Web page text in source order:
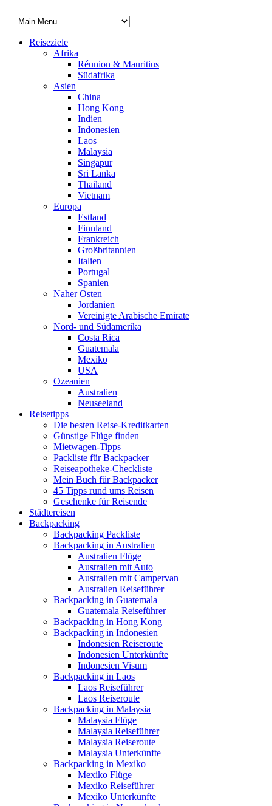
Reiseziele
Afrika
Réunion & Mauritius
Südafrika
Asien
China
Hong Kong
Indien
Indonesien
Laos
Malaysia
Singapur
Sri Lanka
Thailand
Vietnam
Europa
Estland
Finnland
Frankreich
Großbritannien
Italien
Portugal
Spanien
Naher Osten
Jordanien
Vereinigte Arabische Emirate
Nord- und Südamerika
Costa Rica
Guatemala
Mexiko
USA
Ozeanien
Australien
Neuseeland
Reisetipps
Die besten Reise-Kreditkarten
Günstige Flüge finden
Mietwagen-Tipps
Packliste für Backpacker
Reiseapotheke-Checkliste
Mein Buch für Backpacker
45 Tipps rund ums Reisen
Geschenke für Reisende
Städtereisen
Backpacking
Backpacking Packliste
Backpacking in Australien
Australien Flüge
Australien mit Auto
Australien mit Campervan
Australien Reiseführer
Backpacking in Guatemala
Guatemala Reiseführer
Backpacking in Hong Kong
Backpacking in Indonesien
Indonesien Reiseroute
Indonesien Unterkünfte
Indonesien Visum
Backpacking in Laos
Laos Reiseführer
Laos Reiseroute
Backpacking in Malaysia
Malaysia Flüge
Malaysia Reiseführer
Malaysia Reiseroute
Malaysia Unterkünfte
Backpacking in Mexiko
Mexiko Flüge
Mexiko Reiseführer
Mexiko Unterkünfte